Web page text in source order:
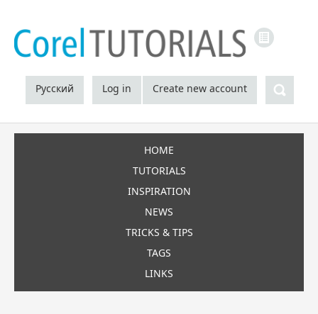
Русский Log in Create new account
HOME
TUTORIALS
INSPIRATION
NEWS
TRICKS & TIPS
TAGS
LINKS